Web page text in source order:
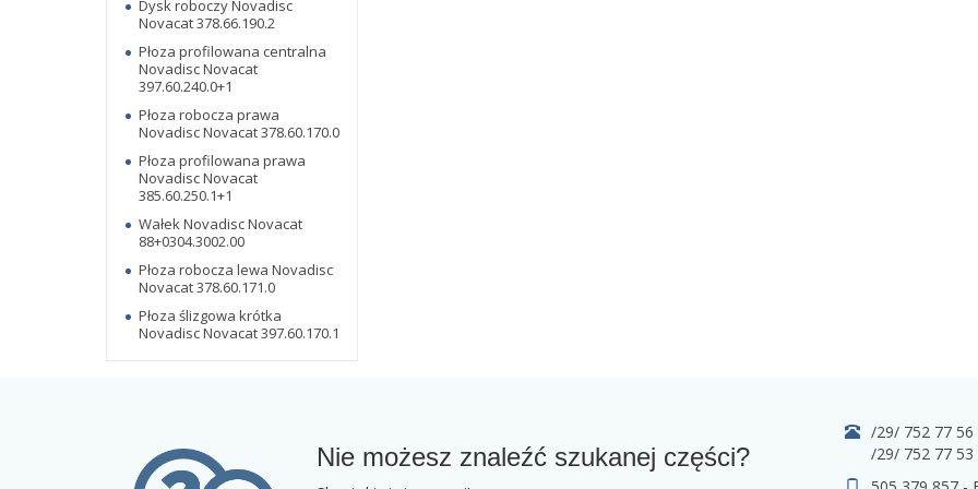
Dysk roboczy Novadisc
Novacat 378.66.190.2
Płoza profilowana centralna
Novadisc Novacat
397.60.240.0+1
Płoza robocza prawa
Novadisc Novacat 378.60.170.0
Płoza profilowana prawa
Novadisc Novacat
385.60.250.1+1
Wałek Novadisc Novacat
88+0304.3002.00
Płoza robocza lewa Novadisc
Novacat 378.60.171.0
Płoza ślizgowa krótka
Novadisc Novacat 397.60.170.1
Nie możesz znaleźć szukanej części?
/29/ 752 77 56
/29/ 752 77 53